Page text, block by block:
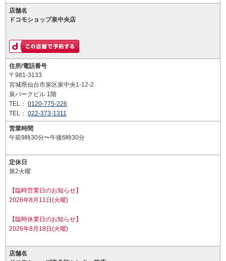
店舗名
ドコモショップ泉中央店
住所/電話番号
〒981-3133
宮城県仙台市泉区泉中央1-12-2
泉パークビル 1階
TEL： 0120-775-226
TEL： 022-373-1311
営業時間
午前9時30分〜午後6時30分
定休日
第2火曜
【臨時営業日のお知らせ】
2026年8月11日(火曜)
【臨時休業日のお知らせ】
2026年8月18日(火曜)
店舗名